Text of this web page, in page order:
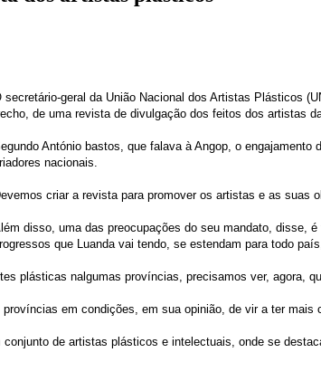
secretário-geral da União Nacional dos Artistas Plásticos
de uma revista de divulgação dos feitos dos artistas
António bastos, que falava à Angop, o
nacionais.
criar a revista para promover os artistas e as suas
disso, uma das preocupações do seu mandato, disse,
que Luanda vai tendo, se estendam para todo
plásticas nalgumas províncias, precisamos ver, agora,
em condições, em sua opinião, de vir a ter
de artistas plásticos e intelectuais, onde se